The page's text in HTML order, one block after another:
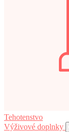
Tehotenstvo
Výživové doplnky